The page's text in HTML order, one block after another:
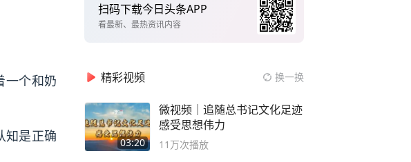
一个和奶
知是正确
扫码下载今日头条APP
看最新、最热资讯内容
精彩视频 换一换
03:20
微视频｜追随总书记文化足迹
感受思想伟力
11万次播放